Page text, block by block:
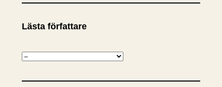
Lästa författare
K
t